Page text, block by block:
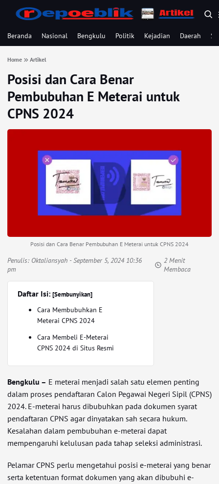
Beranda Nasional Bengkulu Politik Kejadian Daerah
Home Artikel
Posisi dan Cara Benar
Pembubuhan E Meterai untuk
CPNS 2024
Posisi dan Cara Benar Pembubuhan E Meterai untuk CPNS 2024
Penulis: Oktaliansyah - September 5, 2024 10:36
pm
2 Menit
Membaca
Daftar Isi: [Sembunyikan]
Cara Membubuhkan E
Meterai CPNS 2024
Cara Membeli E-Meterai
CPNS 2024 di Situs Resmi
Bengkulu – E meterai menjadi salah satu elemen penting
dalam proses pendaftaran Calon Pegawai Negeri Sipil (CPNS)
2024. E-meterai harus dibubuhkan pada dokumen syarat
pendaftaran CPNS agar dinyatakan sah secara hukum.
Kesalahan dalam pembubuhan e-meterai dapat
mempengaruhi kelulusan pada tahap seleksi administrasi.
Pelamar CPNS perlu mengetahui posisi e-meterai yang benar
serta ketentuan format dokumen yang akan dibubuhi e-